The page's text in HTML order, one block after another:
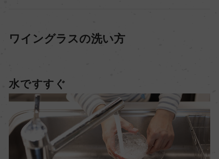
ワイングラスの洗い方
水ですすぐ